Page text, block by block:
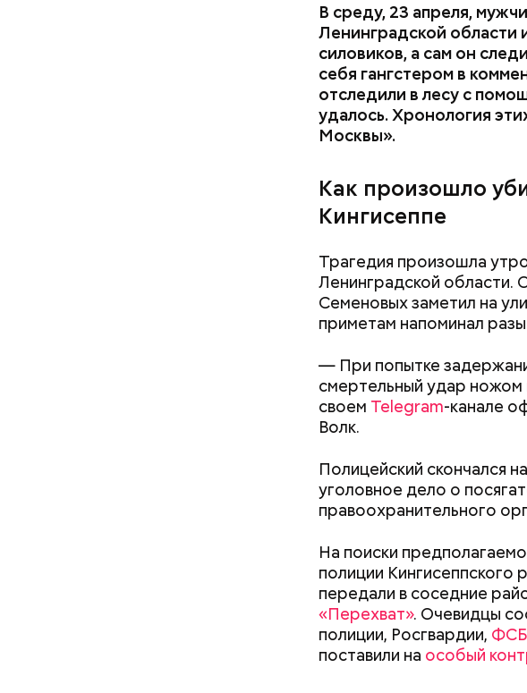
В среду, 23 апреля,
Ленинградской области
силовиков, а сам он
себя гангстером в
отследили в лесу с
удалось. Хронология
Москвы».
Как произошло
Кингисеппе
Трагедия произошла
Ленинградской области.
Семеновых заметил на
приметам напоминал
— При попытке
смертельный удар
своем Telegram-канале
Волк.
Полицейский скончался
уголовное дело о
правоохранительного
На поиски
полиции Кингисеппского
передали в соседние
«Перехват». Очевидцы
полиции, Росгвардии, ФСБ
поставили на особый
Успенский
Московского
отметил 700-
первого